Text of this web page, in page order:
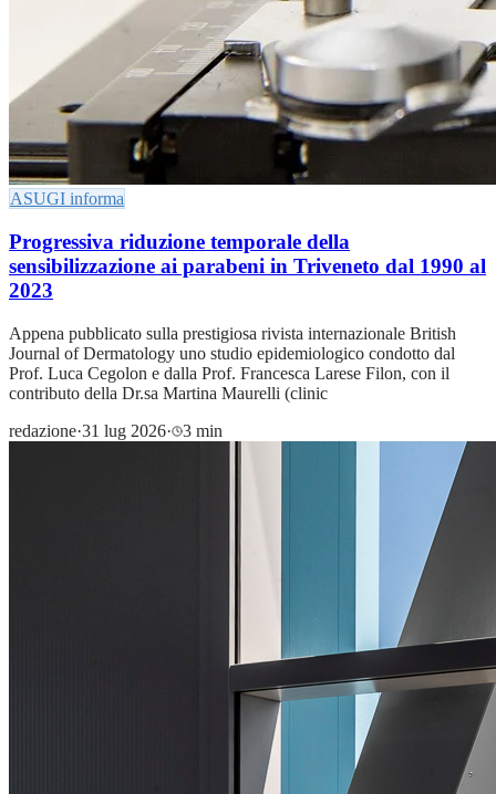
ASUGI informa
Progressiva riduzione temporale della
sensibilizzazione ai parabeni in Triveneto dal 1990 al
2023
Appena pubblicato sulla prestigiosa rivista internazionale British
Journal of Dermatology uno studio epidemiologico condotto dal
Prof. Luca Cegolon e dalla Prof. Francesca Larese Filon, con il
contributo della Dr.sa Martina Maurelli (clinic
redazione·31 lug 2026· 3 min